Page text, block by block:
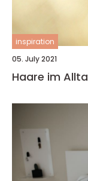
inspiration
05. July 2021
Haare im